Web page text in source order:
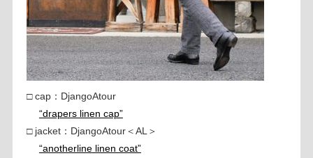
□ cap：DjangoAtour
“drapers linen cap”
□ jacket：DjangoAtour＜AL＞
“anotherline linen coat”